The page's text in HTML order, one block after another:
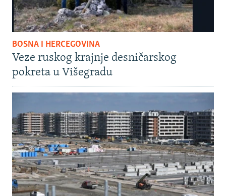
BOSNA I HERCEGOVINA
Veze ruskog krajnje desničarskog
pokreta u Višegradu